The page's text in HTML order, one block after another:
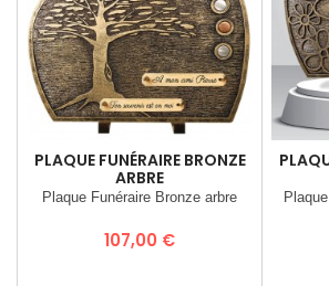
PLAQUE FUNÉRAIRE BRONZE
ARBRE
Plaque Funéraire Bronze arbre
Prix
107,00 €